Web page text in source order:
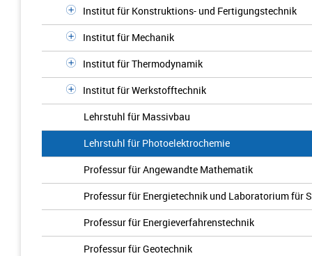
Institut für Konstruktions- und Fertigungstechnik
Institut für Mechanik
Institut für Thermodynamik
Institut für Werkstofftechnik
Lehrstuhl für Massivbau
Lehrstuhl für Photoelektrochemie
Professur für Angewandte Mathematik
Professur für Energietechnik und Laboratorium für
Professur für Energieverfahrenstechnik
Professur für Geotechnik